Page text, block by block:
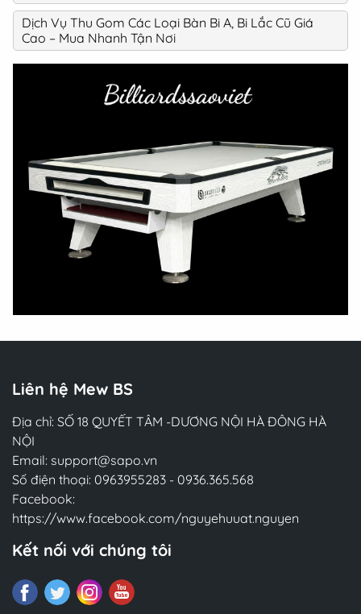
Dịch Vụ Thu Gom Các Loại Bàn Bi A, Bi Lắc Cũ Giá
Cao – Mua Nhanh Tận Nơi
Liên hệ Mew BS
Địa chỉ: SỐ 18 QUYẾT TÂM -DƯƠNG NỘI HÀ ĐÔNG HÀ
NỘI
Email: support@sapo.vn
Số điện thoại: 0963955283 - 0936.365.568
Facebook:
https://www.facebook.com/nguyehuuat.nguyen
Kết nối với chúng tôi